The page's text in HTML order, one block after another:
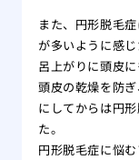
また、円形脱毛
が多いように感
呂上がりに頭皮
頭皮の乾燥を防
にしてからは円
た。
円形脱毛症に悩